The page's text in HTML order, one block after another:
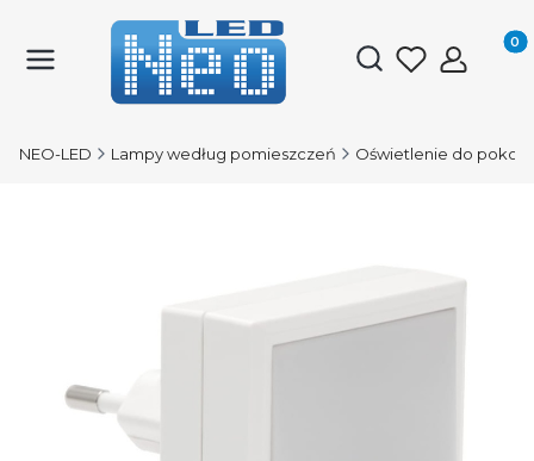
Otwórz
NEO-LED Lampy według pomieszczeń Oświetlenie do